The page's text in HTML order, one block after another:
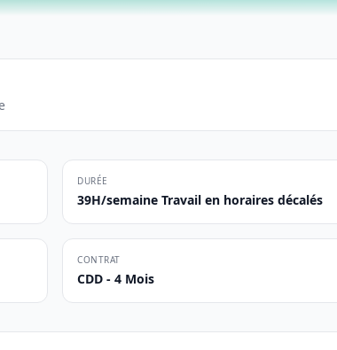
DURÉE
39H/semaine Travail en horaires décalés
CONTRAT
CDD - 4 Mois